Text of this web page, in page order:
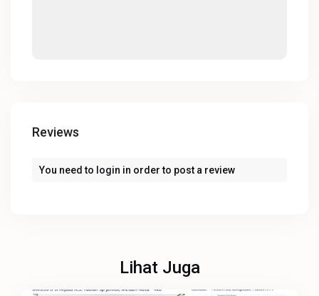
Reviews
You need to login in order to post a review
Lihat Juga